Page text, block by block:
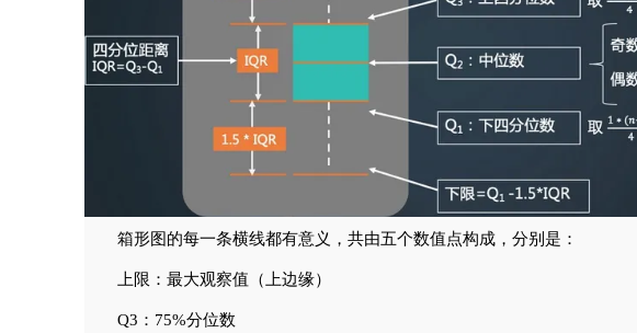
箱形图的每一条横线都有意义，共由五个数值点构成，分别是：
上限：最大观察值（上边缘）
Q3：75%分位数